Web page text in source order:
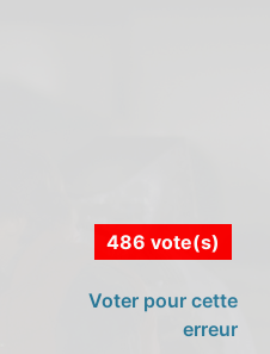
486 vote(s)
Voter pour cette
erreur